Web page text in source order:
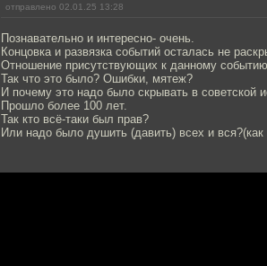
отправлено 02.01.25 13:28
Познавательно и интересно- очень.
Концовка и развязка событий осталась не
Отношение присутствующих к данному
Так что это было? Ошибки, мятеж?
И почему это надо было скрывать в советской
Прошло более 100 лет.
Так кто всё-таки был прав?
Или надо было душить (давить) всех и вся?(как